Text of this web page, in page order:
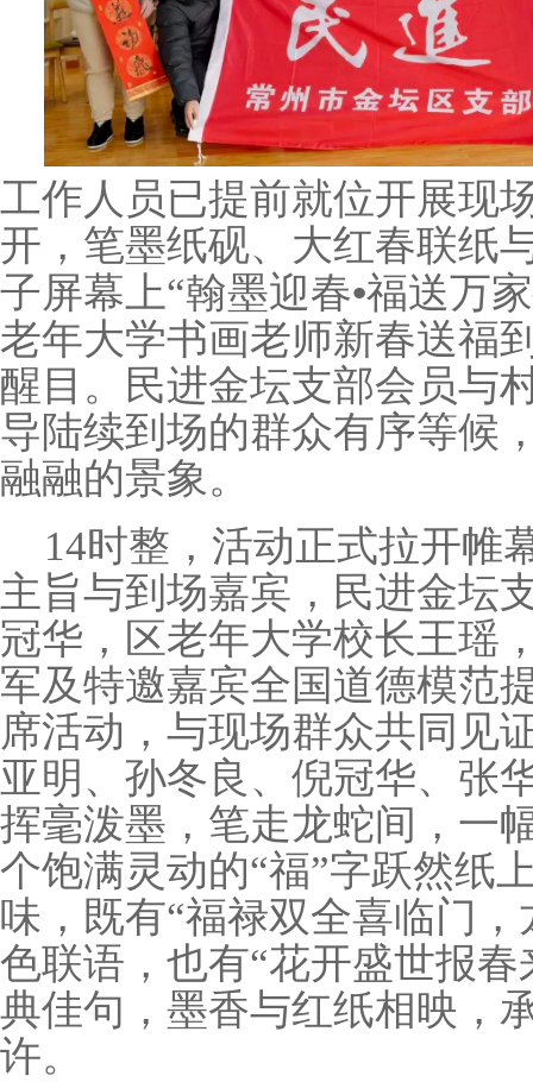
工作人员已提前就位开展现
开，笔墨纸砚、大红春联纸
子屏幕上“翰墨迎春•福送万
老年大学书画老师新春送福
醒目。民进金坛支部会员与
导陆续到场的群众有序等候
融融的景象。
14时整，活动正式拉开帷
主旨与到场嘉宾，民进金坛
冠华，区老年大学校长王瑶
军及特邀嘉宾全国道德模范
席活动，与现场群众共同见
亚明、孙冬良、倪冠华、张
挥毫泼墨，笔走龙蛇间，一
个饱满灵动的“福”字跃然纸
味，既有“福禄双全喜临门
色联语，也有“花开盛世报
典佳句，墨香与红纸相映，
许。